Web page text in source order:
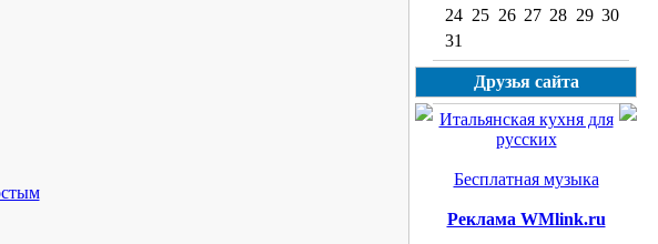
24 25 26 27 28 29 30
31
Друзья сайта
Итальянская кухня для
русских
Бесплатная музыка
Реклама WMlink.ru